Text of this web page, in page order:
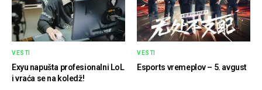
VESTI
Exyu napušta profesionalni LoL
i vraća se na koledž!
VESTI
Esports vremeplov – 5. avgust